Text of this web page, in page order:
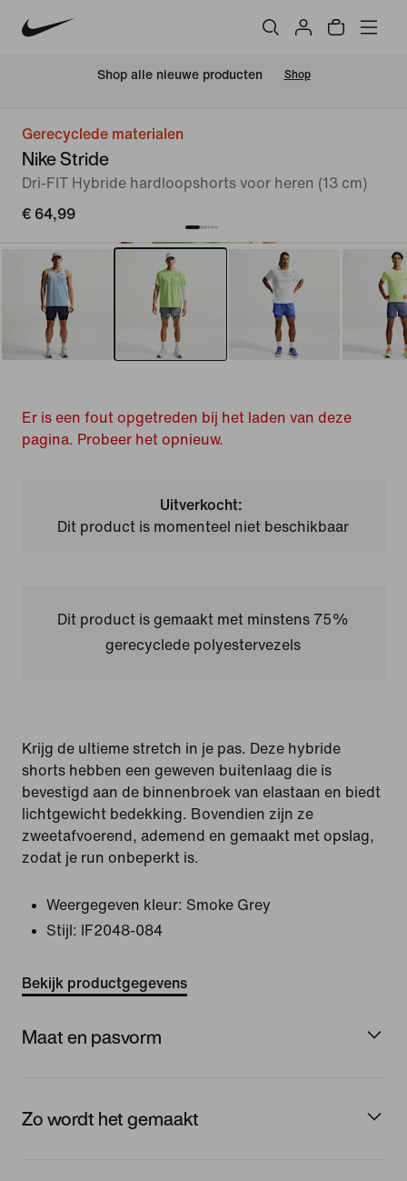
Shop alle nieuwe producten Shop
Gerecyclede materialen
Nike Stride
Dri-FIT Hybride hardloopshorts voor heren (13 cm)
€ 64,99
Er is een fout opgetreden bij het laden van deze
pagina. Probeer het opnieuw.
Uitverkocht:
Dit product is momenteel niet beschikbaar
Dit product is gemaakt met minstens 75%
gerecyclede polyestervezels
Krijg de ultieme stretch in je pas. Deze hybride
shorts hebben een geweven buitenlaag die is
bevestigd aan de binnenbroek van elastaan en biedt
lichtgewicht bedekking. Bovendien zijn ze
zweetafvoerend, ademend en gemaakt met opslag,
zodat je run onbeperkt is.
Weergegeven kleur: Smoke Grey
Stijl:
IF2048-084
Bekijk productgegevens
Maat en pasvorm
Zo wordt het gemaakt